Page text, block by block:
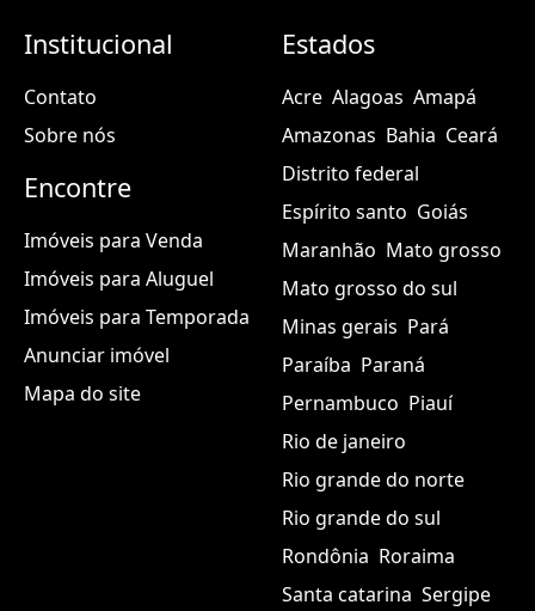
Institucional
Contato
Sobre nós
Encontre
Imóveis para Venda
Imóveis para Aluguel
Imóveis para Temporada
Anunciar imóvel
Mapa do site
Estados
Acre Alagoas Amapá
Amazonas Bahia Ceará
Distrito federal
Espírito santo Goiás
Maranhão Mato grosso
Mato grosso do sul
Minas gerais Pará
Paraíba Paraná
Pernambuco Piauí
Rio de janeiro
Rio grande do norte
Rio grande do sul
Rondônia Roraima
Santa catarina Sergipe